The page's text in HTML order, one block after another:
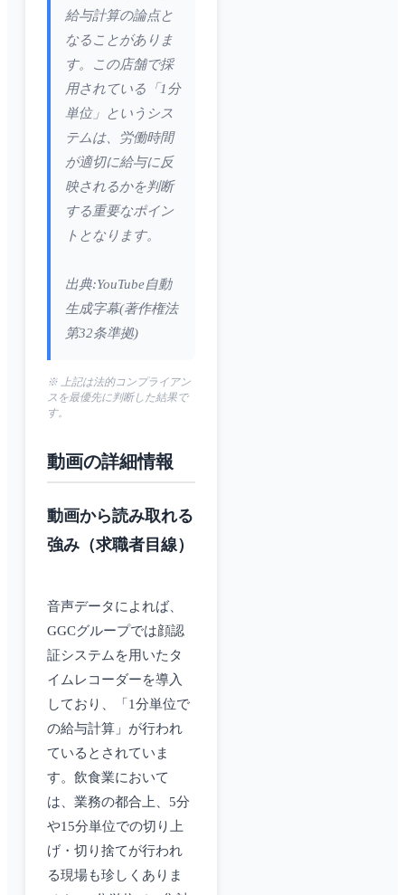
給与計算の論点と
なることがありま
す。この店舗で採
用されている「1分
単位」というシス
テムは、労働時間
が適切に給与に反
映されるかを判断
する重要なポイン
トとなります。
出典:YouTube自動
生成字幕(著作権法
第32条準拠)
※ 上記は法的コンプライアン
スを最優先に判断した結果で
す。
動画の詳細情報
動画から読み取れる
強み（求職者目線）
音声データによれば、
GGCグループでは顔認
証システムを用いたタ
イムレコーダーを導入
しており、「1分単位で
の給与計算」が行われ
ているとされていま
す。飲食業において
は、業務の都合上、5分
や15分単位での切り上
げ・切り捨てが行われ
る現場も珍しくありま